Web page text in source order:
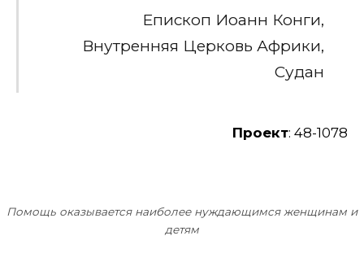
Епископ Иоанн Конги,
Внутренняя Церковь Африки,
Судан
Проект: 48-1078
Помощь оказывается наиболее нуждающимся женщинам и
детям